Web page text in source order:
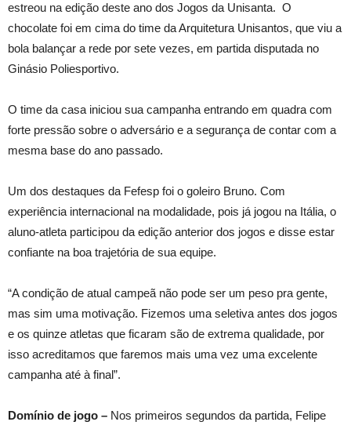
estreou na edição deste ano dos Jogos da Unisanta. O
chocolate foi em cima do time da Arquitetura Unisantos, que viu a
bola balançar a rede por sete vezes, em partida disputada no
Ginásio Poliesportivo.
O time da casa iniciou sua campanha entrando em quadra com
forte pressão sobre o adversário e a segurança de contar com a
mesma base do ano passado.
Um dos destaques da Fefesp foi o goleiro Bruno. Com
experiência internacional na modalidade, pois já jogou na Itália, o
aluno-atleta participou da edição anterior dos jogos e disse estar
confiante na boa trajetória de sua equipe.
“A condição de atual campeã não pode ser um peso pra gente,
mas sim uma motivação. Fizemos uma seletiva antes dos jogos
e os quinze atletas que ficaram são de extrema qualidade, por
isso acreditamos que faremos mais uma vez uma excelente
campanha até à final”.
Domínio de jogo – Nos primeiros segundos da partida, Felipe